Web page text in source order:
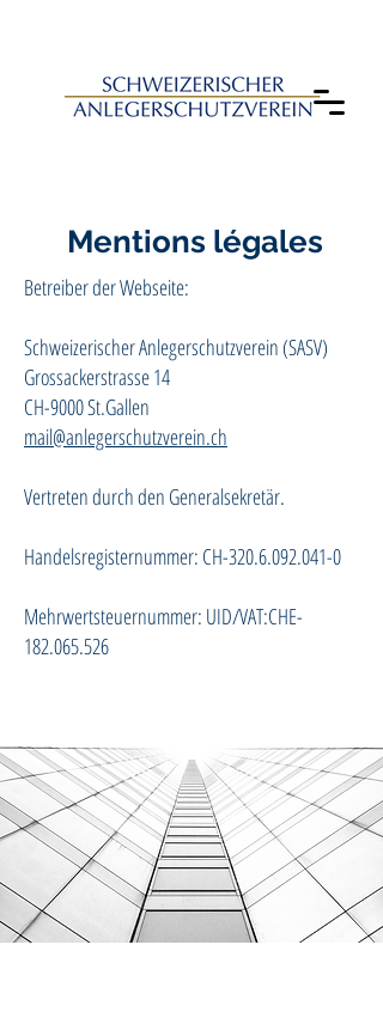
Mentions légales
Betreiber der Webseite:
Schweizerischer Anlegerschutzverein (SASV)
Grossackerstrasse 14
CH-9000 St.Gallen
mail@anlegerschutzverein.ch
Vertreten durch den Generalsekretär.
Handelsregisternummer: CH-320.6.092.041-0
Mehrwertsteuernummer: UID/VAT:CHE-
182.065.526